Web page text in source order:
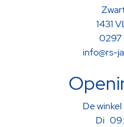
1431
0297
info@rs-
De
Di